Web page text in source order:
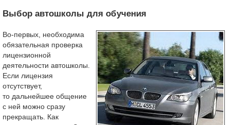
Выбор автошколы для обучения
Во-первых, необходима
обязательная проверка
лицензионной
деятельности автошколы.
Если лицензия
отсутствует,
то дальнейшее общение
с ней можно сразу
прекращать. Как